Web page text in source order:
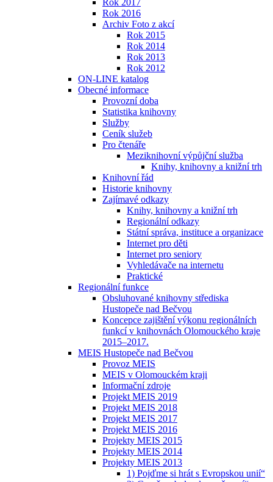
Rok 2017
Rok 2016
Archiv Foto z akcí
Rok 2015
Rok 2014
Rok 2013
Rok 2012
ON-LINE katalog
Obecné informace
Provozní doba
Statistika knihovny
Služby
Ceník služeb
Pro čtenáře
Meziknihovní výpůjční služba
Knihy, knihovny a knižní trh
Knihovní řád
Historie knihovny
Zajímavé odkazy
Knihy, knihovny a knižní trh
Regionální odkazy
Státní správa, instituce a organizace
Internet pro děti
Internet pro seniory
Vyhledávače na internetu
Praktické
Regionální funkce
Obsluhované knihovny střediska
Hustopeče nad Bečvou
Koncepce zajištění výkonu regionálních
funkcí v knihovnách Olomouckého kraje
2015–2017.
MEIS Hustopeče nad Bečvou
Provoz MEIS
MEIS v Olomouckém kraji
Informační zdroje
Projekt MEIS 2019
Projekt MEIS 2018
Projekt MEIS 2017
Projekt MEIS 2016
Projekty MEIS 2015
Projekty MEIS 2014
Projekty MEIS 2013
1) Pojďme si hrát s Evropskou unií“